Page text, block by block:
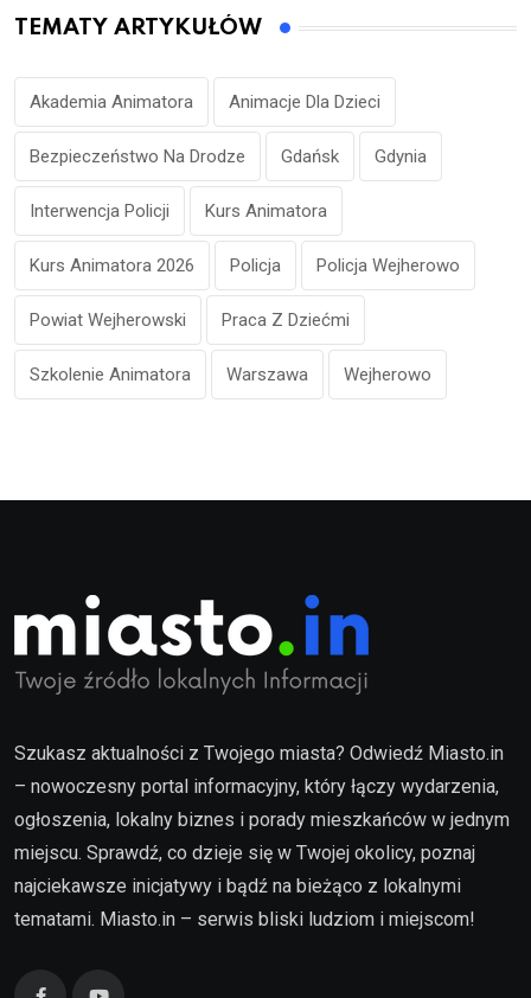
TEMATY ARTYKUŁÓW
Akademia Animatora Animacje Dla Dzieci
Bezpieczeństwo Na Drodze Gdańsk Gdynia
Interwencja Policji Kurs Animatora
Kurs Animatora 2026 Policja Policja Wejherowo
Powiat Wejherowski Praca Z Dziećmi
Szkolenie Animatora Warszawa Wejherowo
Szukasz aktualności z Twojego miasta? Odwiedź Miasto.in
– nowoczesny portal informacyjny, który łączy wydarzenia,
ogłoszenia, lokalny biznes i porady mieszkańców w jednym
miejscu. Sprawdź, co dzieje się w Twojej okolicy, poznaj
najciekawsze inicjatywy i bądź na bieżąco z lokalnymi
tematami. Miasto.in – serwis bliski ludziom i miejscom!